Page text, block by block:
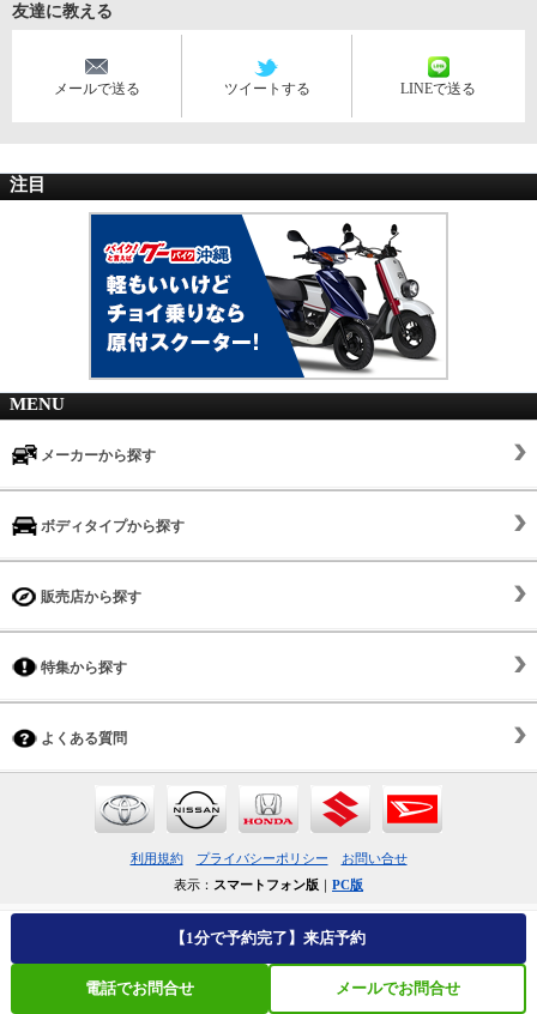
友達に教える
メールで送る ツイートする LINEで送る
【1分で予約完了】来店予約
電話でお問合せ メールでお問合せ
注目
MENU
メーカーから探す
ボディタイプから探す
販売店から探す
特集から探す
よくある質問
利用規約 プライバシーポリシー
お問い合せ
表示： スマートフォン版 ｜ PC版